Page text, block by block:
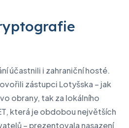
účastnili i zahraniční hosté.
zástupci Lotyšska – jak
obrany, tak za lokálního
která je obdobou největších
– prezentovala nasazení